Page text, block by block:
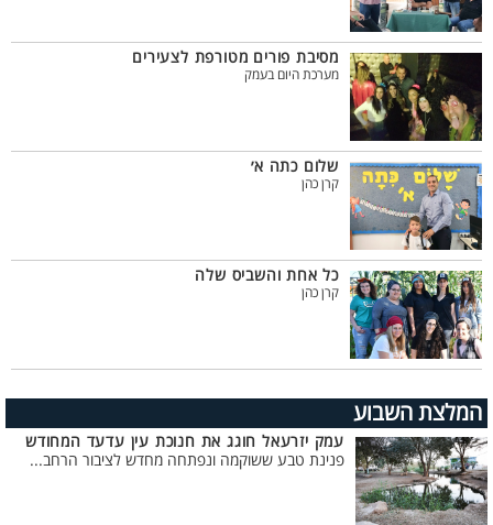
מסיבת פורים מטורפת לצעירים
מערכת היום בעמק
שלום כתה א׳
קרן כהן
כל אחת והשביס שלה
קרן כהן
המלצת השבוע
עמק יזרעאל חוגג את חנוכת עין עדעד המחודש
פנינת טבע ששוקמה ונפתחה מחדש לציבור הרחב...